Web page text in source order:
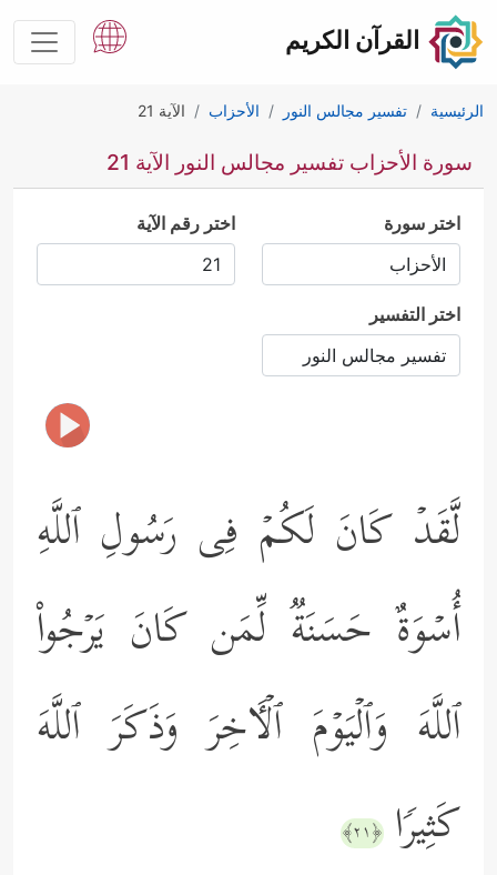
القرآن الكريم
الرئيسية تفسير مجالس النور الأحزاب الآية 21
سورة الأحزاب تفسير مجالس النور الآية 21
اختر سورة اختر رقم الآية
اختر التفسير
لَّقَدۡ كَانَ لَكُمۡ فِی رَسُولِ ٱللَّهِ
أُسۡوَةٌ حَسَنَةࣱ لِّمَن كَانَ یَرۡجُواْ
ٱللَّهَ وَٱلۡیَوۡمَ ٱلۡـَٔاخِرَ وَذَكَرَ ٱللَّهَ
كَثِیرࣰا ﴿٢١﴾